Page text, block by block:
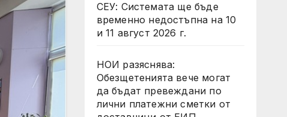
СЕУ: Системата ще бъде
временно недостъпна на 10
и 11 август 2026 г.
НОИ разяснява:
Обезщетенията вече могат
да бъдат превеждани по
лични платежни сметки от